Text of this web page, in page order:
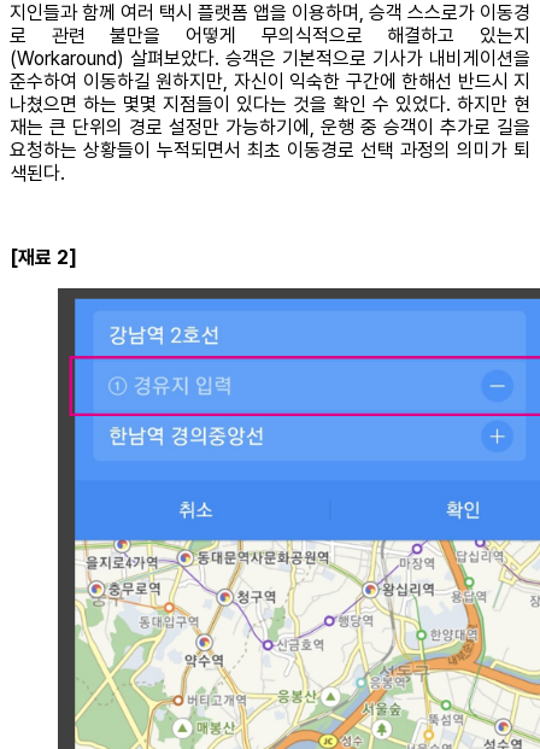
지인들과 함께 여러 택시 플랫폼 앱을 이용하며, 승객 스스로가 이동경
로 관련 불만을 어떻게 무의식적으로 해결하고 있는지
(Workaround) 살펴보았다. 승객은 기본적으로 기사가 내비게이션을
준수하여 이동하길 원하지만, 자신이 익숙한 구간에 한해선 반드시 지
나쳤으면 하는 몇몇 지점들이 있다는 것을 확인 수 있었다. 하지만 현
재는 큰 단위의 경로 설정만 가능하기에, 운행 중 승객이 추가로 길을
요청하는 상황들이 누적되면서 최초 이동경로 선택 과정의 의미가 퇴
색된다.
[재료 2]